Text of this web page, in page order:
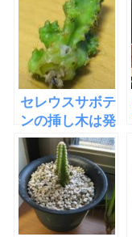
セレウスサボテ
ンの挿し木は発
根した